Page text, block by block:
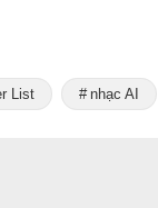
List nhạc AI